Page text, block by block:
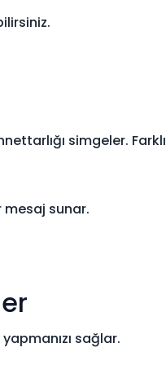
simgeler. Farklı
sunar.
sağlar.